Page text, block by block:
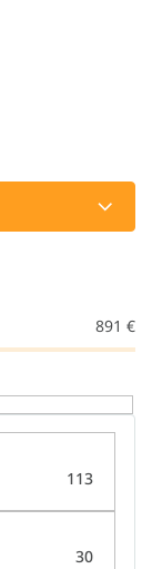
891 €
113
30